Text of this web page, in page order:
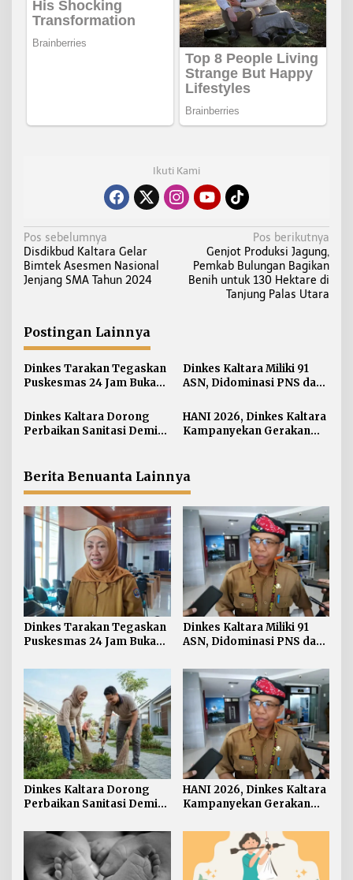
Ikuti Kami
N
a
v
a
s
i
p
o
s
Pos sebelumnya
Disdikbud Kaltara Gelar
Bimtek Asesmen Nasional
Jenjang SMA Tahun 2024
Pos berikutnya
Genjot Produksi Jagung,
Pemkab Bulungan Bagikan
Benih untuk 130 Hektare di
Tanjung Palas Utara
Postingan Lainnya
Dinkes Tarakan Tegaskan
Puskesmas 24 Jam Bukan
Pasien BPJS
Dinkes Kaltara Miliki 91
ASN, Didominasi PNS dan
Dinkes Kaltara Dorong
Perbaikan Sanitasi Demi
HANI 2026, Dinkes Kaltara
Kampanyekan Gerakan
Berita Benuanta Lainnya
Dinkes Tarakan Tegaskan
Puskesmas 24 Jam Bukan
Pasien BPJS
Dinkes Kaltara Miliki 91
ASN, Didominasi PNS dan
Dinkes Kaltara Dorong
Perbaikan Sanitasi Demi
Sehat
HANI 2026, Dinkes Kaltara
Kampanyekan Gerakan